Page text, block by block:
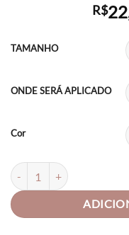
R$
TAMANHO
ONDE SERÁ APLICADO
Cor
Laços de cabelo Boutique